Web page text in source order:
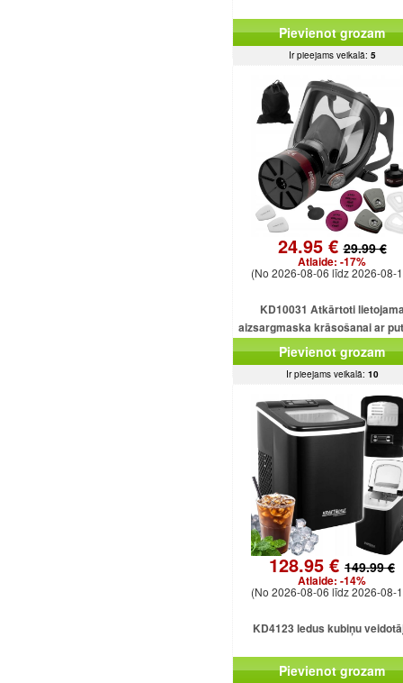
Pievienot grozam
Ir pieejams veikalā: 5
24.95 €29.99 €
Atlaide: -17%
(No 2026-08-06 līdz 2026-08-
KD10031 Atkārtoti
aizsargmaska ​​krāsošanai ar
filtru.
Pievienot grozam
Ir pieejams veikalā: 10
128.95 € 149.99 €
Atlaide: -14%
(No 2026-08-06 līdz 2026-08-
KD4123 ledus kubiņu
Pievienot grozam